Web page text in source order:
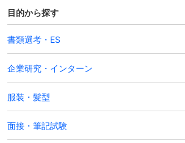
目的から探す
書類選考・ES
企業研究・インターン
服装・髪型
面接・筆記試験